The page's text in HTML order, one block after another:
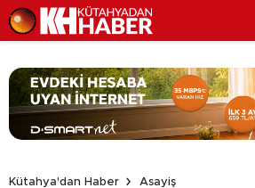
Kütahya'dan Haber
Asayiş